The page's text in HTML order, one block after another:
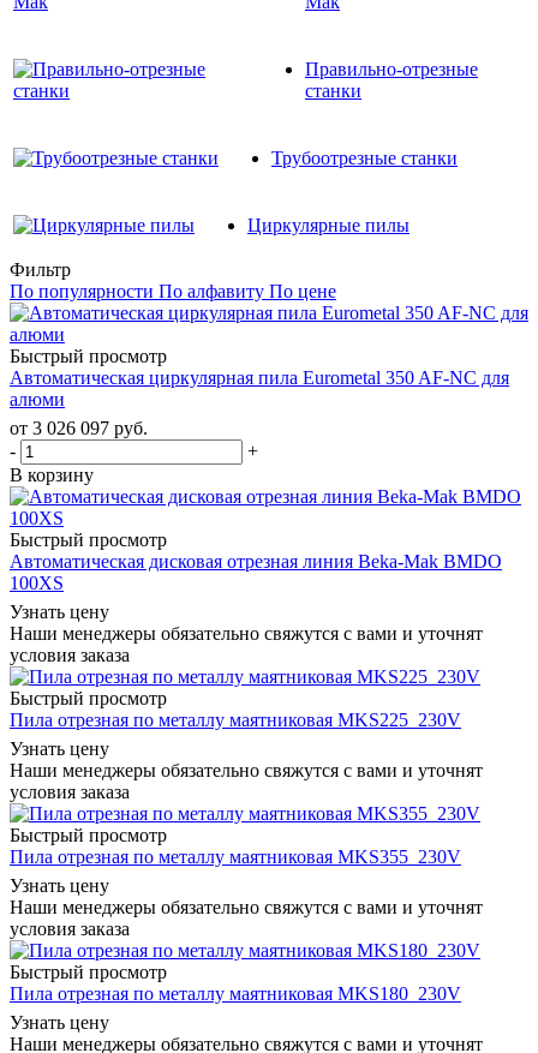
Правильно-отрезные
станки
Трубоотрезные станки
Циркулярные пилы
Фильтр
По популярности По алфавиту По цене
Быстрый просмотр
Автоматическая циркулярная пила Eurometal 350 AF-NC для
алюми
от 3 026 097 руб.
-
+
В корзину
Быстрый просмотр
Автоматическая дисковая отрезная линия Beka-Mak BMDO
100XS
Узнать цену
Наши менеджеры обязательно свяжутся с вами и уточнят
условия заказа
Быстрый просмотр
Пила отрезная по металлу маятниковая MKS225_230V
Узнать цену
Наши менеджеры обязательно свяжутся с вами и уточнят
условия заказа
Быстрый просмотр
Пила отрезная по металлу маятниковая MKS355_230V
Узнать цену
Наши менеджеры обязательно свяжутся с вами и уточнят
условия заказа
Быстрый просмотр
Пила отрезная по металлу маятниковая MKS180_230V
Узнать цену
Наши менеджеры обязательно свяжутся с вами и уточнят